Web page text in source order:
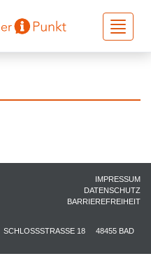
Toggle
IMPRESSUM
DATENSCHUTZ
BARRIEREFREIHEIT
SCHLOSSSTRASSE 18 48455 BAD